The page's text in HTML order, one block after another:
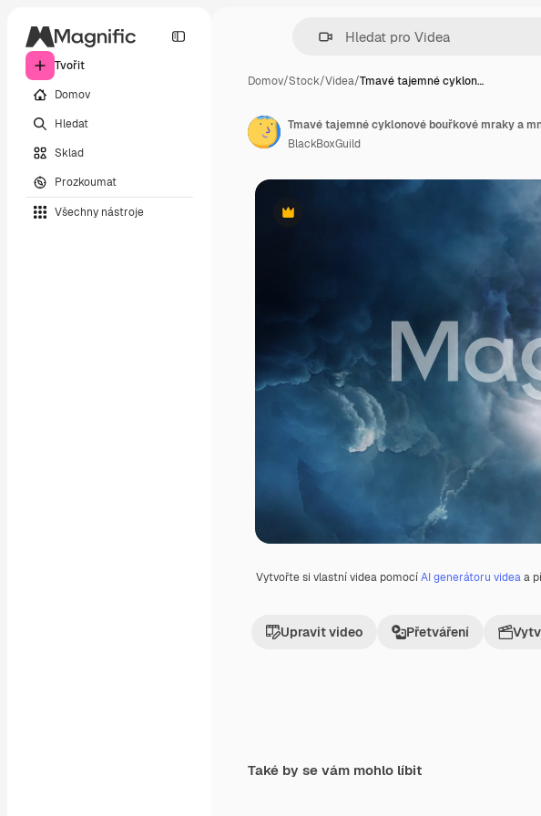
Tvořit
Domov
Hledat
Sklad
Prozkoumat
Všechny nástroje
Domov/Stock/Videa/Tmavé tajemné cyklon…
Premium
Vytvořte si vlastní videa pomocíAI generátoru videaa
Upravit video Přetváření
Tmavé tajemné cyklonové bouřkové mraky a
BlackBoxGuild
Také by se vám mohlo líbit